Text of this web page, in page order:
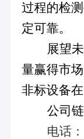
过程的检
定可靠。
展望
量赢得市
非标设备
公司链
电话